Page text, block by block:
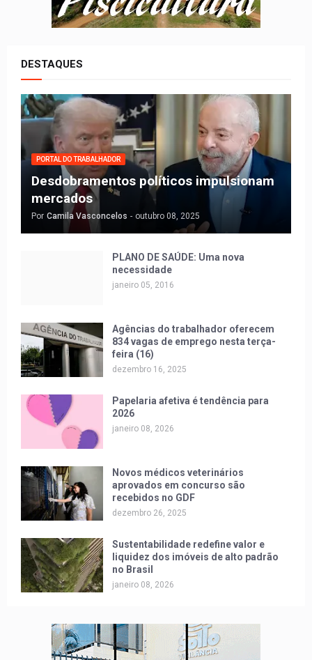
DESTAQUES
PORTAL DO TRABALHADOR
Desdobramentos políticos impulsionam
mercados
Por Camila Vasconcelos - outubro 08, 2025
PLANO DE SAÚDE: Uma nova
necessidade
janeiro 05, 2016
Agências do trabalhador oferecem
834 vagas de emprego nesta terça-
feira (16)
dezembro 16, 2025
Papelaria afetiva é tendência para
2026
janeiro 08, 2026
Novos médicos veterinários
aprovados em concurso são
recebidos no GDF
dezembro 26, 2025
Sustentabilidade redefine valor e
liquidez dos imóveis de alto padrão
no Brasil
janeiro 08, 2026